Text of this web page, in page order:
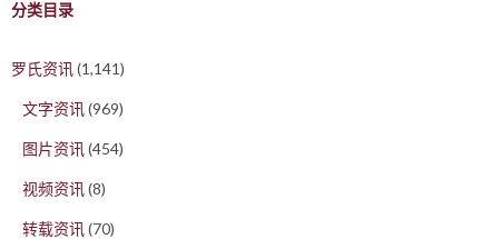
分类目录
罗氏资讯(1,141)
文字资讯(969)
图片资讯(454)
视频资讯(8)
转载资讯(70)